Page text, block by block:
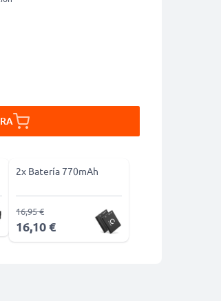
2x Batería 770mAh
16,10 €
16,95 €